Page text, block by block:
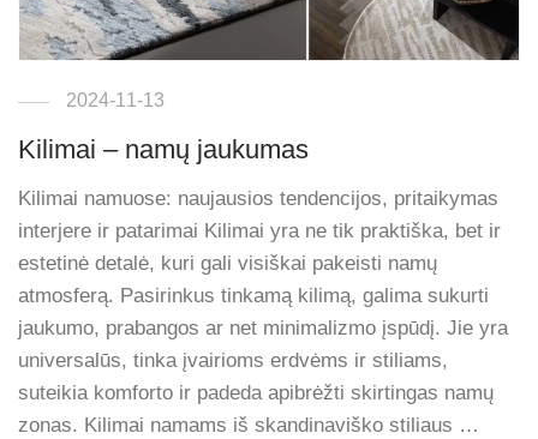
2024-11-13
Kilimai – namų jaukumas
Kilimai namuose: naujausios tendencijos, pritaikymas
interjere ir patarimai Kilimai yra ne tik praktiška, bet ir
estetinė detalė, kuri gali visiškai pakeisti namų
atmosferą. Pasirinkus tinkamą kilimą, galima sukurti
jaukumo, prabangos ar net minimalizmo įspūdį. Jie yra
universalūs, tinka įvairioms erdvėms ir stiliams,
suteikia komforto ir padeda apibrėžti skirtingas namų
zonas. Kilimai namams iš skandinaviško stiliaus …